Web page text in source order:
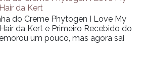
da Kert
do Creme Phytogen I Love My
da Kert e Primeiro Recebido do
um pouco, mas agora sai